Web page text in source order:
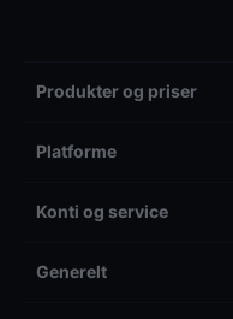
Produkter og priser
Platforme
Konti og service
Generelt